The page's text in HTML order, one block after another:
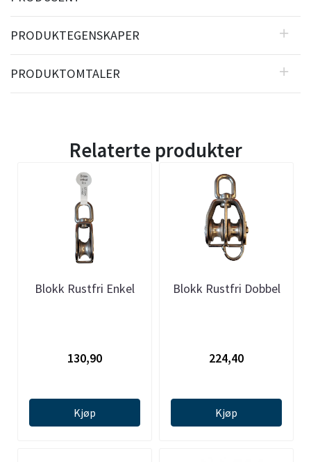
PRODUKTEGENSKAPER
PRODUKTOMTALER
Relaterte produkter
Blokk Rustfri Enkel
130,90
Kjøp
Blokk Rustfri Dobbel
224,40
Kjøp